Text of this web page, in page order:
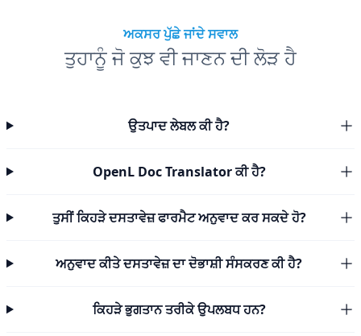
ਅਕਸਰ ਪੁੱਛੇ ਜਾਂਦੇ ਸਵਾਲ
ਤੁਹਾਨੂੰ ਜੋ ਕੁਝ ਵੀ ਜਾਣਨ ਦੀ ਲੋੜ ਹੈ
ਉਤਪਾਦ ਲੇਬਲ ਕੀ ਹੈ?
OpenL Doc Translator ਕੀ ਹੈ?
ਤੁਸੀਂ ਕਿਹੜੇ ਦਸਤਾਵੇਜ਼ ਫਾਰਮੈਟ ਅਨੁਵਾਦ ਕਰ ਸਕਦੇ ਹੋ?
ਅਨੁਵਾਦ ਕੀਤੇ ਦਸਤਾਵੇਜ਼ ਦਾ ਦੋਭਾਸ਼ੀ ਸੰਸਕਰਣ ਕੀ ਹੈ?
ਕਿਹੜੇ ਭੁਗਤਾਨ ਤਰੀਕੇ ਉਪਲਬਧ ਹਨ?